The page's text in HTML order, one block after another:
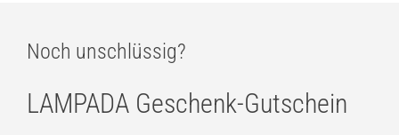
Noch unschlüssig?
LAMPADA Geschenk-Gutschein